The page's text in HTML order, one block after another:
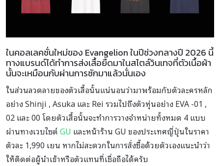
ในคอลเลคชั่นใหม่ของ Evangelion ในปีช่วงกลางปี 2026 นี้
ทางแบรนด์ได้ทำการส่งเสื้อยืดมาในสไตล์วินเทจที่ตัวเนื้อผ้า
นั้นจะเหมือนกับผ่านการซักมาแล้วนั่นเอง
ในส่วนลวดลายของตัวเสื้อนั้นแน่นอนว่ามาพร้อมกับตัวละครหลัก
อย่าง Shinji , Asuka และ Rei รวมไปถึงตัวหุ่นอย่าง EVA -01 ,
02 และ 00 โดยตัวเสื้อนั้นจะทำการวางจำหน่ายทั้งหมด 4 แบบ
ผ่านทางเวบไซต์GU และหน้าร้าน GU ของประเทศญี่ปุ่นในราคา
ตัวละ 1,990 เยน หากไม่สะดวกในการสั่งซื้อด้วยตัวเองแนะนำว่า
ให้ติดต่อผู้นำเข้าหรือตัวแทนที่เชื่อถือได้ครับ